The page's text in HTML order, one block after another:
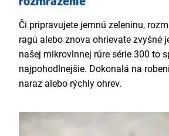
Či pripravujete jemnú zeleninu,
ragú alebo znova ohrievate zvyšné
našej mikrovlnnej rúre série 300 to
najpohodlnejšie. Dokonalá na
naraz alebo rýchly ohrev.